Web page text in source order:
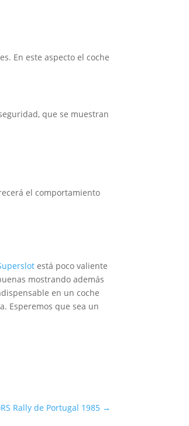
En este aspecto el coche
que se muestran
el comportamiento
está poco valiente
mostrando además
en un coche
Esperemos que sea un
Rally de Portugal 1985→